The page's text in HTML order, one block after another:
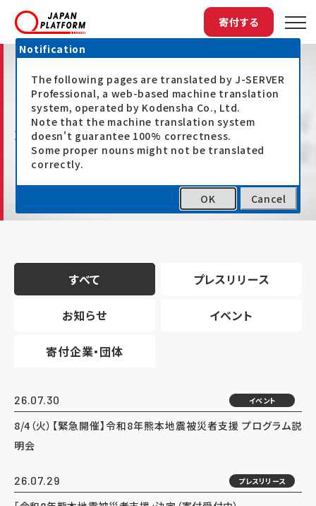
寄付する
最新情報
すべて プレスリリース
お知らせ イベント
寄付企業・団体
26.07.30 イベント
8/4（火）【緊急開催】令和8年熊本地震被災者支援 プログラム説
明会
26.07.29 プレスリリース
Notification
The following pages are translated by J-SERVER
Professional, a web-based machine translation
system, operated by Kodensha Co., Ltd.
Note that the machine translation system
doesn't guarantee 100% correctness.
Some proper nouns might not be translated
correctly.
OK Cancel